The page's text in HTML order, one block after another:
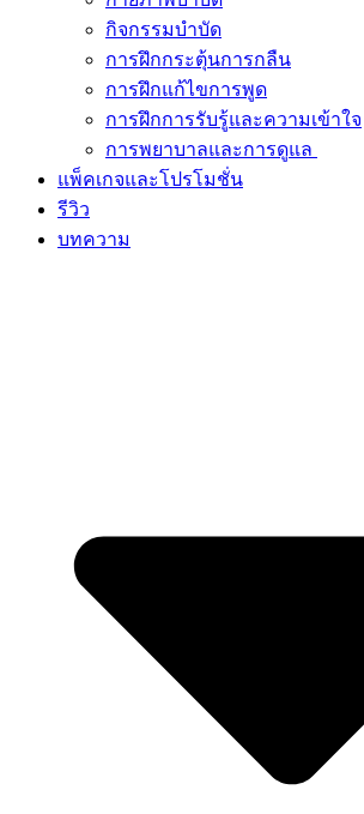
กิจกรรมบำบัด
การฝึกกระตุ้นการกลืน
การฝึกแก้ไขการพูด
การฝึกการรับรู้และความเข้าใจ
การพยาบาลและการดูแล
แพ็คเกจและโปรโมชั่น
รีวิว
บทความ